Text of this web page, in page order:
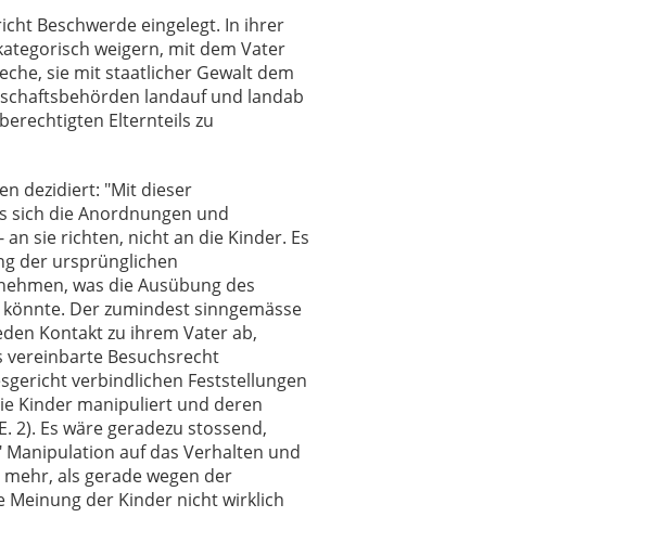
Beschwerde eingelegt. In ihrer
weigern, mit dem Vater
sie mit staatlicher Gewalt dem
landauf und landab
Elternteils zu
dezidiert: "Mit dieser
sich die Anordnungen und
sie richten, nicht an die Kinder. Es
der ursprünglichen
was die Ausübung des
Der zumindest sinngemässe
Kontakt zu ihrem Vater ab,
vereinbarte Besuchsrecht
verbindlichen Feststellungen
Kinder manipuliert und deren
2). Es wäre geradezu stossend,
auf das Verhalten und
als gerade wegen der
Meinung der Kinder nicht wirklich